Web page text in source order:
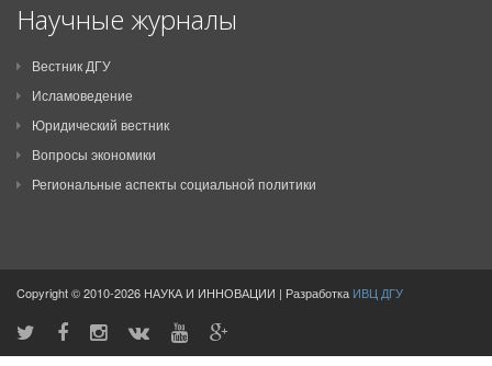
Научные журналы
Вестник ДГУ
Исламоведение
Юридический вестник
Вопросы экономики
Региональные аспекты социальной политики
Copyright © 2010-2026 НАУКА И ИННОВАЦИИ | Разработка ИВЦ ДГУ